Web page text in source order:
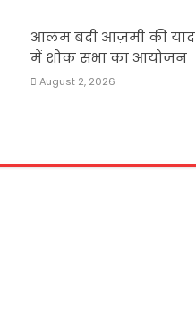
आलम बदी आज़मी की याद
में शोक सभा का आयोजन
August 2, 2026